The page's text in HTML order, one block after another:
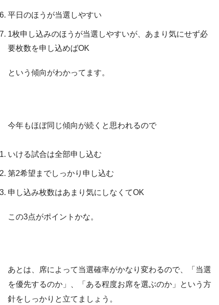
平日のほうが当選しやすい
1枚申し込みのほうが当選しやすいが、あまり気にせず必
要枚数を申し込めばOK
という傾向がわかってます。
今年もほぼ同じ傾向が続くと思われるので
いける試合は全部申し込む
第2希望までしっかり申し込む
申し込み枚数はあまり気にしなくてOK
この3点がポイントかな。
あとは、席によって当選確率がかなり変わるので、「当選
を優先するのか」、「ある程度お席を選ぶのか」という方
針をしっかりと立てましょう。